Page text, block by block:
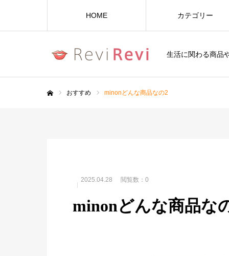
生活に関わる商品
HOME カテゴリー
おすすめ minonどんな商品なの2
2025.04.28 閲覧数：0
minonどんな商品な